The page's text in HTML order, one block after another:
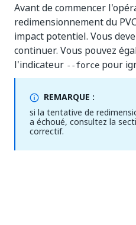
Avant de commencer
redimensionnement du
impact potentiel. Vous
continuer. Vous pouvez
l'indicateur --force pour
REMARQUE :
si la tentative de
a échoué, consultez la
correctif.